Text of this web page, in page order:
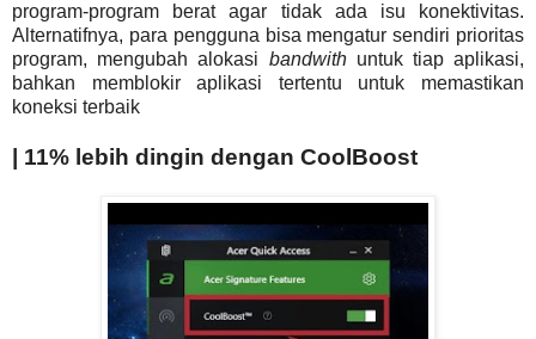
program-program berat agar tidak ada isu konektivitas.
Alternatifnya, para pengguna bisa mengatur sendiri prioritas
program, mengubah alokasi bandwith untuk tiap aplikasi,
bahkan memblokir aplikasi tertentu untuk memastikan
koneksi terbaik
| 11% lebih dingin dengan CoolBoost